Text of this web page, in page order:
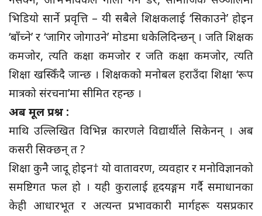
भिडियो सार्ने प्रवृत्ति – यी सबैले शिक्षकलाई ‘सिकाउने’ होइन
‘बाँच्ने’ र ‘जागिर जोगाउने’ मोडमा धकेलिदिन्छन् । जति शिक्षक
कमजोर, त्यति कक्षा कमजोर र जति कक्षा कमजोर, त्यति
शिक्षा खस्किँदै जान्छ । शिक्षकको मनोबल हराउँदा शिक्षा ‘रूप
मात्रको संरचना’मा सीमित रहन्छ ।
अब मूल प्रश्न :
माथि उल्लिखित विभिन्न कारणले विद्यार्थीले सिकेनन् । अब
कसरी सिक्छन् त ?
शिक्षा कुनै जादू होइन† यो वातावरण, व्यवहार र मनोविज्ञानको
समष्टिगत फल हो । यही कुरालाई हृदयङ्गम गर्दै समाधानका
केही आधारभूत र अत्यन्त प्रभावकारी मार्गहरू यसप्रकार